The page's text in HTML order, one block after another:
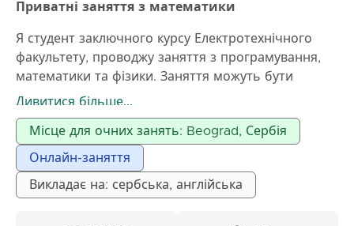
Приватні заняття з математики
Я студент заключного курсу Електротехнічного
факультету, проводжу заняття з програмування,
математики та фізики. Заняття можуть бути
онлайн або очно, залежно від домовленості
Дивитися більше...
Місце для очних занять: Beograd, Сербія
Онлайн-заняття
Викладає на: сербська, англійська